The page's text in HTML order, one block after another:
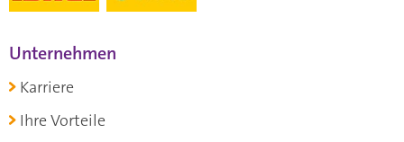
Unternehmen
Karriere
Ihre Vorteile